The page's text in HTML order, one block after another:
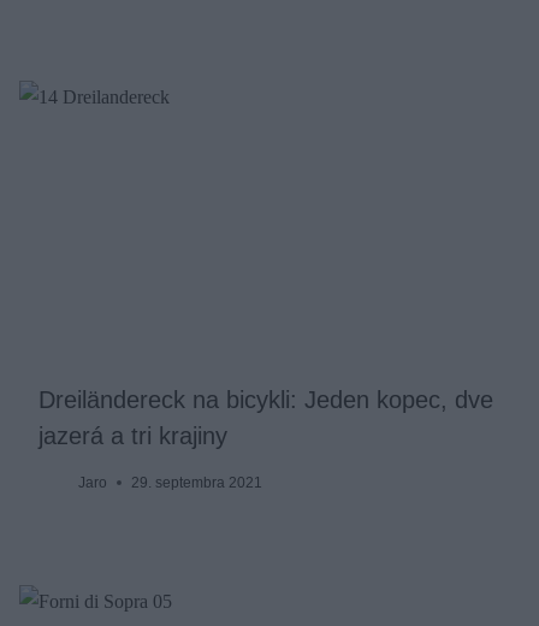
Dreiländereck na bicykli: Jeden kopec, dve
jazerá a tri krajiny
Jaro 29. septembra 2021